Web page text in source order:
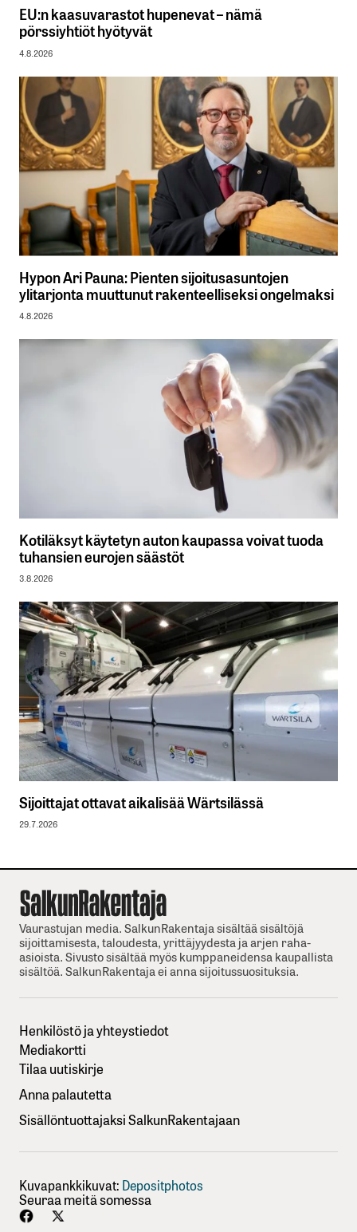
EU:n kaasuvarastot hupenevat – nämä
pörssiyhtiöt hyötyvät
4.8.2026
Hypon Ari Pauna: Pienten sijoitusasuntojen
ylitarjonta muuttunut rakenteelliseksi ongelmaksi
4.8.2026
Kotiläksyt käytetyn auton kaupassa voivat tuoda
tuhansien eurojen säästöt
3.8.2026
Sijoittajat ottavat aikalisää Wärtsilässä
29.7.2026
Vaurastujan media. SalkunRakentaja sisältää sisältöjä
sijoittamisesta, taloudesta, yrittäjyydesta ja arjen raha-
asioista. Sivusto sisältää myös kumppaneidensa kaupallista
sisältöä. SalkunRakentaja ei anna sijoitussuosituksia.
Henkilöstö ja yhteystiedot
Mediakortti
Tilaa uutiskirje
Anna palautetta
Sisällöntuottajaksi SalkunRakentajaan
Kuvapankkikuvat: Depositphotos
Seuraa meitä somessa